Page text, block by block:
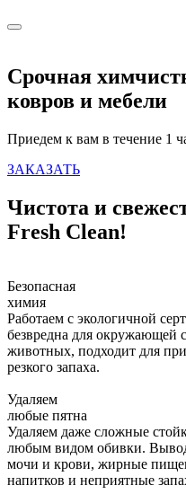
Срочная
ковров и мебели
Приедем к вам в течение 1
ЗАКАЗАТЬ
Чистота и
Fresh Clean!
Безопасная
химия
Работаем с экологичной
безвредна для окружающей
животных, подходит для
резкого запаха.
Удаляем
любые пятна
Удаляем даже сложные
любым видом обивки.
мочи и крови, жирные
напитков и неприятные